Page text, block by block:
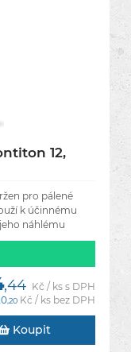
12,
pro pálené
k účinnému
náhlému
,44 Kč / ks s DPH
,20 Kč / ks bez DPH
Koupit